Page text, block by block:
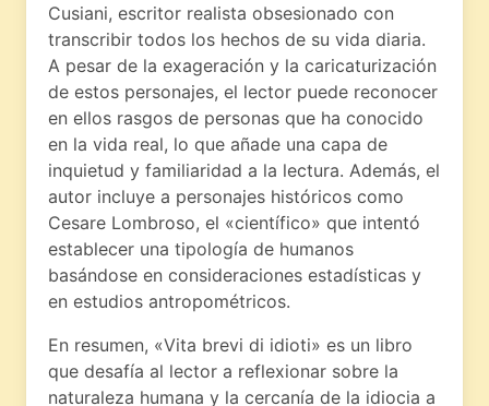
Cusiani, escritor realista obsesionado con
transcribir todos los hechos de su vida diaria.
A pesar de la exageración y la caricaturización
de estos personajes, el lector puede reconocer
en ellos rasgos de personas que ha conocido
en la vida real, lo que añade una capa de
inquietud y familiaridad a la lectura. Además, el
autor incluye a personajes históricos como
Cesare Lombroso, el «científico» que intentó
establecer una tipología de humanos
basándose en consideraciones estadísticas y
en estudios antropométricos.
En resumen, «Vita brevi di idioti» es un libro
que desafía al lector a reflexionar sobre la
naturaleza humana y la cercanía de la idiocia a